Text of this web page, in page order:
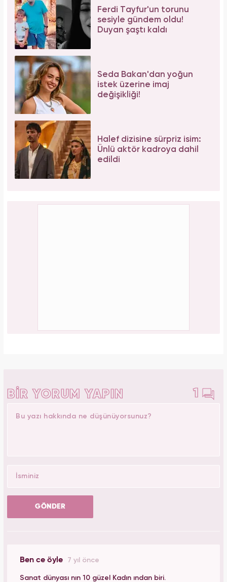
Ferdi Tayfur'un torunu
sesiyle gündem oldu!
Duyan şaştı kaldı
Seda Bakan'dan yoğun
istek üzerine imaj
değişikliği!
Halef dizisine sürpriz isim:
Ünlü aktör kadroya dahil
edildi
BİR YORUM YAPIN 1
GÖNDER
Ben ce öyle 7 yıl önce
Sanat dünyası nın 10 güzel Kadın ından biri.